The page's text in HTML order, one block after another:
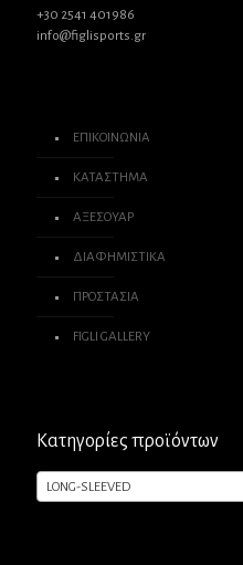
+30 2541 401986
info@figlisports.gr
ΕΠΙΚΟΙΝΩΝΙΑ
ΚΑΤΑΣΤΗΜΑ
ΑΞΕΣΟΥΑΡ
ΔΙΑΦΗΜΙΣΤΙΚΑ
ΠΡΟΣΤΑΣΙΑ
FIGLI GALLERY
Κατηγορίες προϊόντων
LONG-SLEEVED